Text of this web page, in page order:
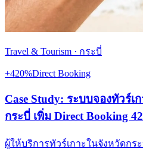
Travel & Tourism · กระบี่
+420%Direct Booking
Case Study: ระบบจองทัวร์
กระบี่ เพิ่ม Direct Booking
ผู้ให้บริการทัวร์เกาะในจังหวัดกร